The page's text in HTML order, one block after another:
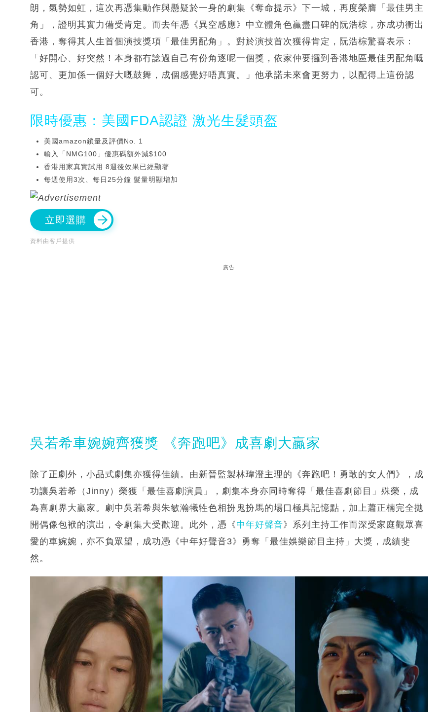
朗，氣勢如虹，這次再憑集動作與懸疑於一身的劇集《奪命提示》下一城，再度榮膺「最佳男主
角」，證明其實力備受肯定。而去年憑《異空感應》中立體角色贏盡口碑的阮浩棕，亦成功衝出
香港，奪得其人生首個演技獎項「最佳男配角」。對於演技首次獲得肯定，阮浩棕驚喜表示：
「好開心、好突然！本身都冇諗過自己有份角逐呢一個獎，依家仲要攞到香港地區最佳男配角嘅
認可、更加係一個好大嘅鼓舞，成個感覺好唔真實。」他承諾未來會更努力，以配得上這份認
可。
限時優惠：美國FDA認證 激光生髮頭盔
美國amazon鎖量及評價No. 1
輸入「NMG100」優惠碼額外減$100
香港用家真實試用 8週後效果已經顯著
每週使用3次、每日25分鐘 髮量明顯增加
立即選購
資料由客戶提供
廣告
吳若希車婉婉齊獲獎 《奔跑吧》成喜劇大贏家
除了正劇外，小品式劇集亦獲得佳績。由新晉監製林瑋澄主理的《奔跑吧！勇敢的女人們》，成
功讓吳若希（Jinny）榮獲「最佳喜劇演員」，劇集本身亦同時奪得「最佳喜劇節目」殊榮，成
為喜劇界大贏家。劇中吳若希與朱敏瀚犧牲色相扮鬼扮馬的場口極具記憶點，加上蕭正楠完全拋
開偶像包袱的演出，令劇集大受歡迎。此外，憑《中年好聲音》系列主持工作而深受家庭觀眾喜
愛的車婉婉，亦不負眾望，成功憑《中年好聲音3》勇奪「最佳娛樂節目主持」大獎，成績斐
然。